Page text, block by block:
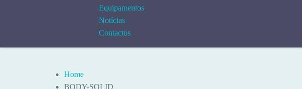
Equipamentos
Notícias
Contactos
Home
BODY-SOLID